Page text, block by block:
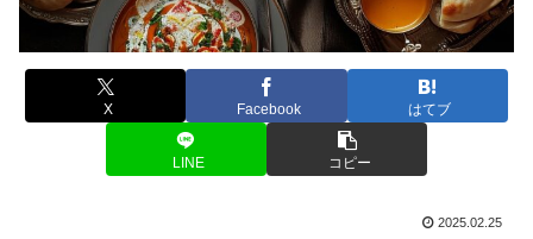
X Facebook はてブ
LINE コピー
2025.02.25